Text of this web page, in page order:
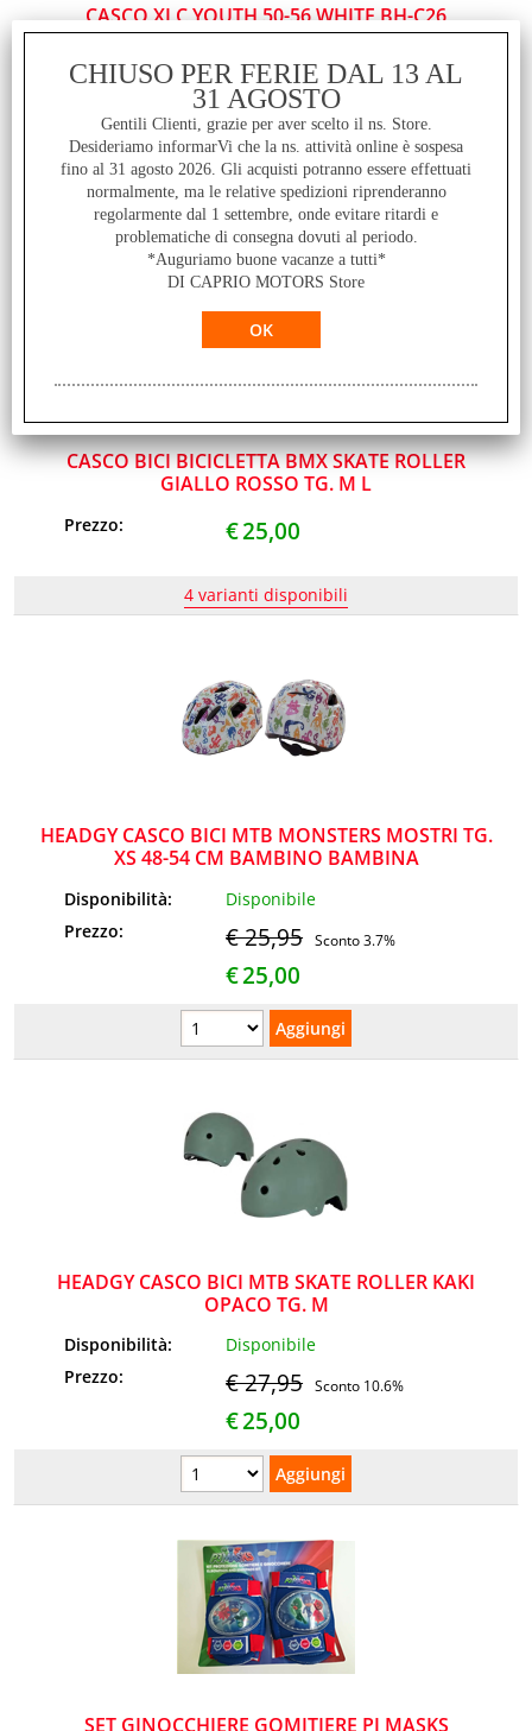
CASCO XLC YOUTH 50-56 WHITE BH-C26
Disponibilità:
Disponibile
€ 29,95 Sconto 16.5%
€25,00
CASCO BICI BICICLETTA BMX SKATE ROLLER
GIALLO ROSSO TG. M L
Prezzo: €25,00
HEADGY CASCO BICI MTB MONSTERS MOSTRI TG.
XS 48-54 CM BAMBINO BAMBINA
Disponibilità:
Disponibile
Prezzo:
€ 25,95 Sconto 3.7%
€25,00
HEADGY CASCO BICI MTB SKATE ROLLER KAKI
OPACO TG. M
Disponibilità:
Disponibile
Prezzo:
€ 27,95 Sconto 10.6%
€25,00
SET GINOCCHIERE GOMITIERE PJ MASKS
CHIUSO PER FERIE DAL 13 AL
31 AGOSTO
Gentili Clienti, grazie per aver scelto il ns. Store.
Desideriamo informarVi che la ns. attività online è sospesa
fino al 31 agosto 2026. Gli acquisti potranno essere effettuati
normalmente, ma le relative spedizioni riprenderanno
regolarmente dal 1 settembre, onde evitare ritardi e
problematiche di consegna dovuti al periodo.
*Auguriamo buone vacanze a tutti*
DI CAPRIO MOTORS Store